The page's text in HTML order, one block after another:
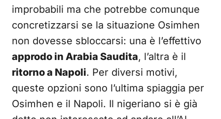
improbabili ma che potrebbe comunque
concretizzarsi se la situazione Osimhen
non dovesse sbloccarsi: una è l’effettivo
approdo in Arabia Saudita, l’altra è il
ritorno a Napoli. Per diversi motivi,
queste opzioni sono l’ultima spiaggia per
Osimhen e il Napoli. Il nigeriano si è già